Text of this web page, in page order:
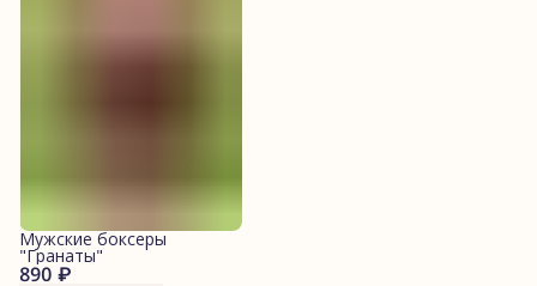
890 ₽
Мужские боксеры
"Гранаты"